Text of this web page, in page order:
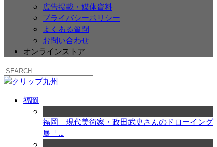
広告掲載・媒体資料
プライバシーポリシー
よくある質問
お問い合わせ
オンラインストア
福岡
福岡｜現代美術家・政田武史さんのドローイング
展「...